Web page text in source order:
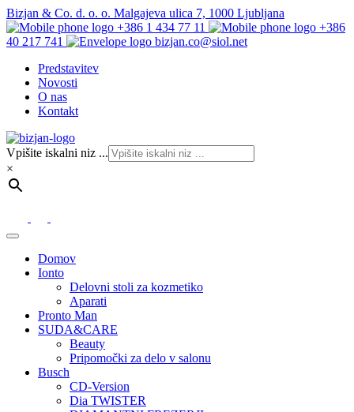
Bizjan & Co. d. o. o. Malgajeva ulica 7, 1000 Ljubljana
+386 1 434 77 11
+386
40 217 741
bizjan.co@siol.net
Predstavitev
Novosti
O nas
Kontakt
Vpišite iskalni niz ...
×
Domov
Ionto
Delovni stoli za kozmetiko
Aparati
Pronto Man
SUDA&CARE
Beauty
Pripomočki za delo v salonu
Busch
CD-Version
Dia TWISTER